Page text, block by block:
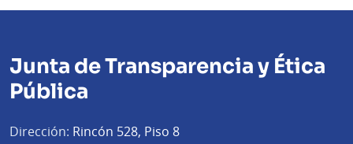
Junta de Transparencia y Ética
Pública
Dirección: Rincón 528, Piso 8